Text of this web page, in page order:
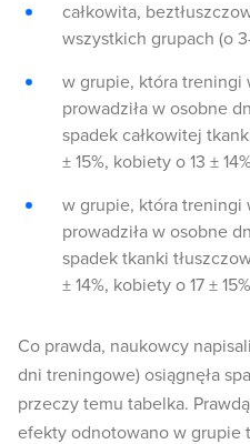
całkowita,
wszystkich grupach (o
w grupie, która treningi
prowadziła w osobne
spadek całkowitej
± 15%, kobiety o 13 ±
w grupie, która treningi
prowadziła w osobne
spadek tkanki
± 14%, kobiety o 17 ±
Co prawda, naukowcy
dni treningowe) osiągnęła
przeczy temu tabelka.
efekty odnotowano w grupie